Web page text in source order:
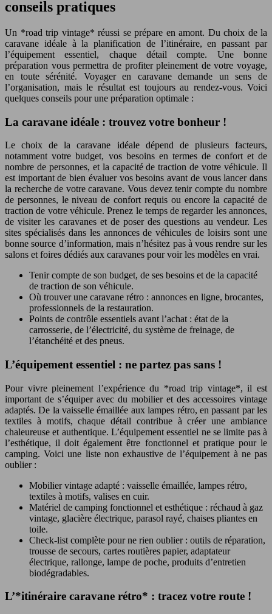
conseils pratiques
Un *road trip vintage* réussi se prépare en amont. Du choix de la
caravane idéale à la planification de l’itinéraire, en passant par
l’équipement essentiel, chaque détail compte. Une bonne
préparation vous permettra de profiter pleinement de votre voyage,
en toute sérénité. Voyager en caravane demande un sens de
l’organisation, mais le résultat est toujours au rendez-vous. Voici
quelques conseils pour une préparation optimale :
La caravane idéale : trouvez votre bonheur !
Le choix de la caravane idéale dépend de plusieurs facteurs,
notamment votre budget, vos besoins en termes de confort et de
nombre de personnes, et la capacité de traction de votre véhicule. Il
est important de bien évaluer vos besoins avant de vous lancer dans
la recherche de votre caravane. Vous devez tenir compte du nombre
de personnes, le niveau de confort requis ou encore la capacité de
traction de votre véhicule. Prenez le temps de regarder les annonces,
de visiter les caravanes et de poser des questions au vendeur. Les
sites spécialisés dans les annonces de véhicules de loisirs sont une
bonne source d’information, mais n’hésitez pas à vous rendre sur les
salons et foires dédiés aux caravanes pour voir les modèles en vrai.
Tenir compte de son budget, de ses besoins et de la capacité
de traction de son véhicule.
Où trouver une caravane rétro : annonces en ligne, brocantes,
professionnels de la restauration.
Points de contrôle essentiels avant l’achat : état de la
carrosserie, de l’électricité, du système de freinage, de
l’étanchéité et des pneus.
L’équipement essentiel : ne partez pas sans !
Pour vivre pleinement l’expérience du *road trip vintage*, il est
important de s’équiper avec du mobilier et des accessoires vintage
adaptés. De la vaisselle émaillée aux lampes rétro, en passant par les
textiles à motifs, chaque détail contribue à créer une ambiance
chaleureuse et authentique. L’équipement essentiel ne se limite pas à
l’esthétique, il doit également être fonctionnel et pratique pour le
camping. Voici une liste non exhaustive de l’équipement à ne pas
oublier :
Mobilier vintage adapté : vaisselle émaillée, lampes rétro,
textiles à motifs, valises en cuir.
Matériel de camping fonctionnel et esthétique : réchaud à gaz
vintage, glacière électrique, parasol rayé, chaises pliantes en
toile.
Check-list complète pour ne rien oublier : outils de réparation,
trousse de secours, cartes routières papier, adaptateur
électrique, rallonge, lampe de poche, produits d’entretien
biodégradables.
L’*itinéraire caravane rétro* : tracez votre route !